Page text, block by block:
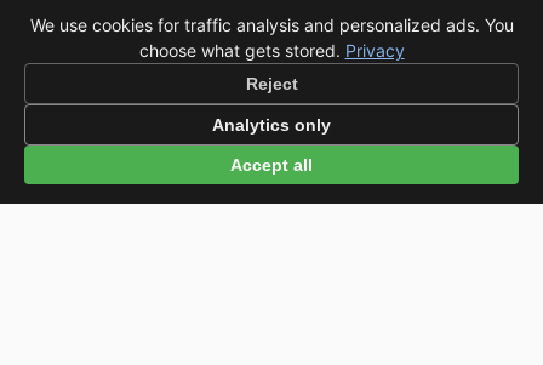
We use cookies for traffic analysis and personalized ads. You
choose what gets stored. Privacy
Reject
Analytics only
Accept all